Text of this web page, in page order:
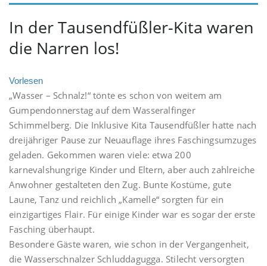
In der Tausendfüßler-Kita waren
die Narren los!
Vorlesen
„Wasser – Schnalz!“ tönte es schon von weitem am
Gumpendonnerstag auf dem Wasseralfinger
Schimmelberg. Die Inklusive Kita Tausendfüßler hatte nach
dreijähriger Pause zur Neuauflage ihres Faschingsumzuges
geladen. Gekommen waren viele: etwa 200
karnevalshungrige Kinder und Eltern, aber auch zahlreiche
Anwohner gestalteten den Zug. Bunte Kostüme, gute
Laune, Tanz und reichlich „Kamelle“ sorgten für ein
einzigartiges Flair. Für einige Kinder war es sogar der erste
Fasching überhaupt.
Besondere Gäste waren, wie schon in der Vergangenheit,
die Wasserschnalzer Schluddagugga. Stilecht versorgten